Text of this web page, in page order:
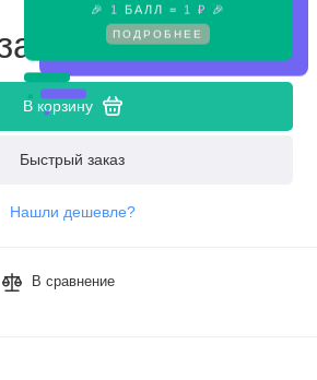
🎉
1 БАЛЛ = 1 ₽ 🎉
ПОДРОБНЕЕ
В корзину
Быстрый заказ
Нашли дешевле?
В сравнение